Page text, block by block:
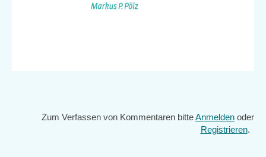
Zum Verfassen von Kommentaren bitteAnmelden oder
Registrieren.